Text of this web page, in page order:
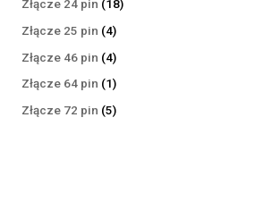
Złącze 24 pin 1818
Złącze 25 pin 44
produkty
Złącze 46 pin 44
produkty
Złącze 64 pin 11
produkt
Złącze 72 pin 55